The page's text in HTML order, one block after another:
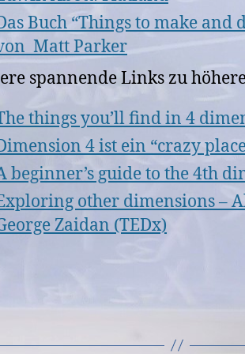
Buch “Things to make and
Matt Parker
spannende Links zu
things you’ll find in 4
4 ist ein “crazy
beginner’s guide to the 4th
other dimensions –
Zaidan (TEDx)